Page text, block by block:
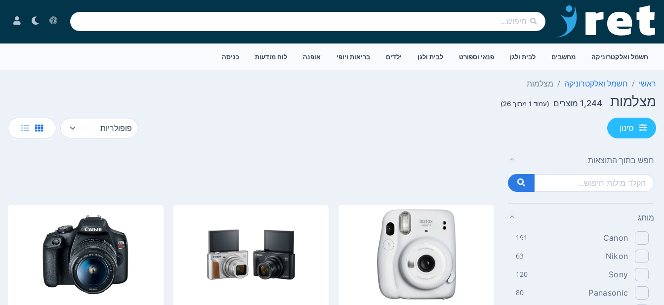
חשמל ואלקטרוניקה מחשבים לבית ולגן פנאי וספורט לבית ולגן ילדים בריאות ויופי אופנה לוח מודעות כניסה
ראשי חשמל ואלקטרוניקה מצלמות
מצלמות 1,244 מוצרים (עמוד 1 מתוך 26)
סינון
חפש בתוך התוצאות
מותג
Canon
191
Nikon
63
Sony
120
Panasonic
80